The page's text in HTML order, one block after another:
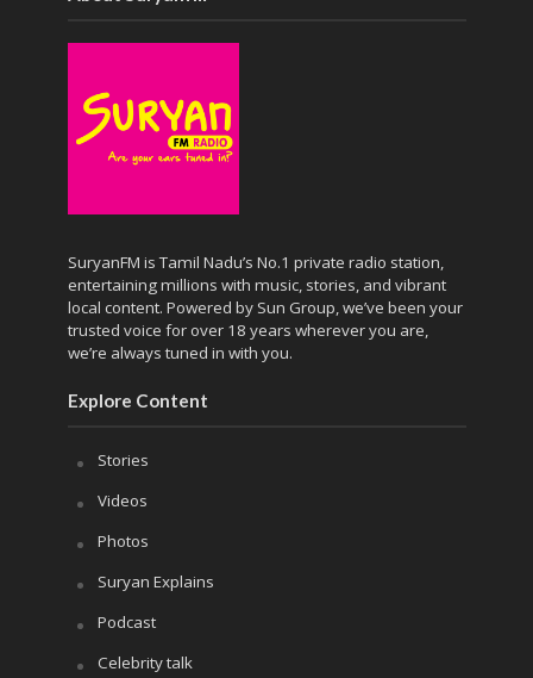
SuryanFM is Tamil Nadu’s No.1 private radio station,
entertaining millions with music, stories, and vibrant
local content. Powered by Sun Group, we’ve been your
trusted voice for over 18 years wherever you are,
we’re always tuned in with you.
Explore Content
Stories
Videos
Photos
Suryan Explains
Podcast
Celebrity talk